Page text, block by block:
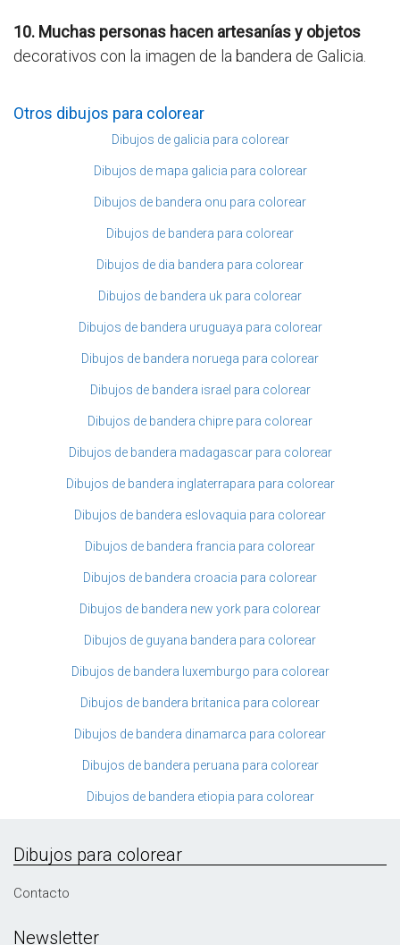
10. Muchas personas hacen artesanías y objetos
decorativos con la imagen de la bandera de Galicia.
Otros dibujos para colorear
Dibujos de galicia para colorear
Dibujos de mapa galicia para colorear
Dibujos de bandera onu para colorear
Dibujos de bandera para colorear
Dibujos de dia bandera para colorear
Dibujos de bandera uk para colorear
Dibujos de bandera uruguaya para colorear
Dibujos de bandera noruega para colorear
Dibujos de bandera israel para colorear
Dibujos de bandera chipre para colorear
Dibujos de bandera madagascar para colorear
Dibujos de bandera inglaterrapara para colorear
Dibujos de bandera eslovaquia para colorear
Dibujos de bandera francia para colorear
Dibujos de bandera croacia para colorear
Dibujos de bandera new york para colorear
Dibujos de guyana bandera para colorear
Dibujos de bandera luxemburgo para colorear
Dibujos de bandera britanica para colorear
Dibujos de bandera dinamarca para colorear
Dibujos de bandera peruana para colorear
Dibujos de bandera etiopia para colorear
Dibujos para colorear
Contacto
Newsletter